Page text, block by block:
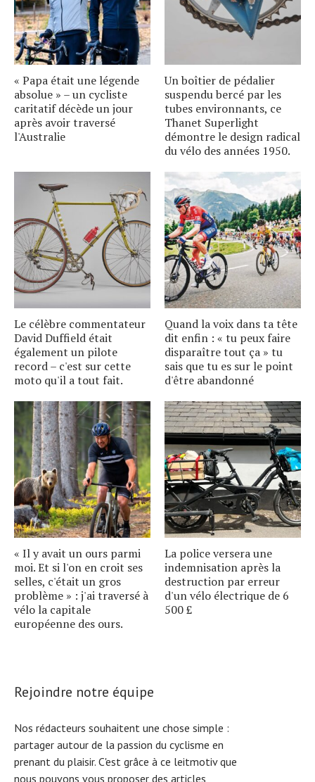
« Papa était une légende
absolue » – un cycliste
caritatif décède un jour
après avoir traversé
l'Australie
Un boîtier de pédalier
suspendu bercé par les
tubes environnants, ce
Thanet Superlight
démontre le design radical
du vélo des années 1950.
Le célèbre commentateur
David Duffield était
également un pilote
record – c'est sur cette
moto qu'il a tout fait.
Quand la voix dans ta tête
dit enfin : « tu peux faire
disparaître tout ça » tu
sais que tu es sur le point
d'être abandonné
« Il y avait un ours parmi
moi. Et si l'on en croit ses
selles, c'était un gros
problème » : j'ai traversé à
vélo la capitale
européenne des ours.
La police versera une
indemnisation après la
destruction par erreur
d'un vélo électrique de 6
500 £
Rejoindre notre équipe
Nos rédacteurs souhaitent une chose simple :
partager autour de la passion du cyclisme en
prenant du plaisir. C'est grâce à ce leitmotiv que
nous pouvons vous proposer des articles